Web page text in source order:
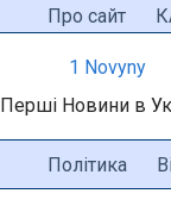
ПерейтиПро сайт
1 Novyny
Перші Новини в
Політика